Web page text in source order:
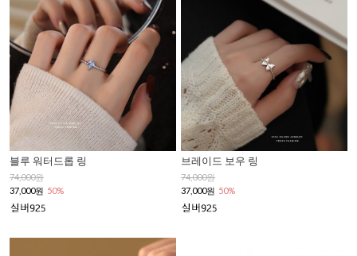
블루 워터드롭 링
74,000원
37,000원 50%
브레이드 보우 링
74,000원
37,000원 50%